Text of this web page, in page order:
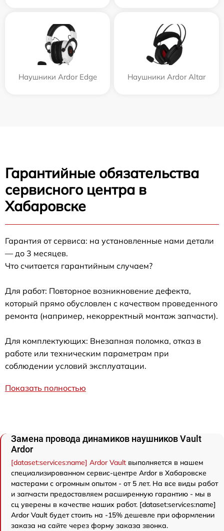
Наушники Ardor Edge Наушники Ardor Аltar
Гарантийные обязательства
сервисного центра в
Хабаровске
Гарантия от сервиса: на установленные нами детали
— до 3 месяцев.
Что считается гарантийным случаем?
Для работ: Повторное возникновение дефекта,
который прямо обусловлен с качеством проведенного
ремонта (например, некорректный монтаж запчасти).
Для комплектующих: Внезапная поломка, отказ в
работе или техническим параметрам при
соблюдении условий эксплуатации.
Показать полностью
Замена провода динамиков наушников Vault
Ardor
[dataset:services:name] Ardor Vault выполняется в нашем
специализированном сервис-центре Ardor в Хабаровске
мастерами с огромным опытом - от 5 лет. На все виды работ
и запчасти предоставляем расширенную гарантию - мы в
сц уверены в качестве наших работ. [dataset:services:name]
Ardor Vault будет стоить на -15% дешевле при оформлении
заказа на сайте через форму заказа звонка.